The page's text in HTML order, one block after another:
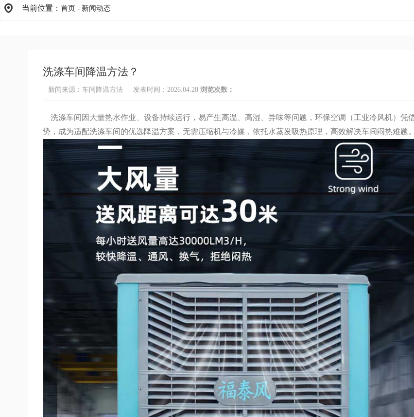
当前位置： 首页 - 新闻动态
洗涤车间降温方法？
新闻来源：车间降温方法 发表时间：2026.04.28 浏览次数：
洗涤车间因大量热水作业、设备持续运行，易产生高温、高湿、异味等问题，环保空调（工业冷风机）凭
势，成为适配洗涤车间的优选降温方案，无需压缩机与冷媒，依托水蒸发吸热原理，高效解决车间闷热难题。